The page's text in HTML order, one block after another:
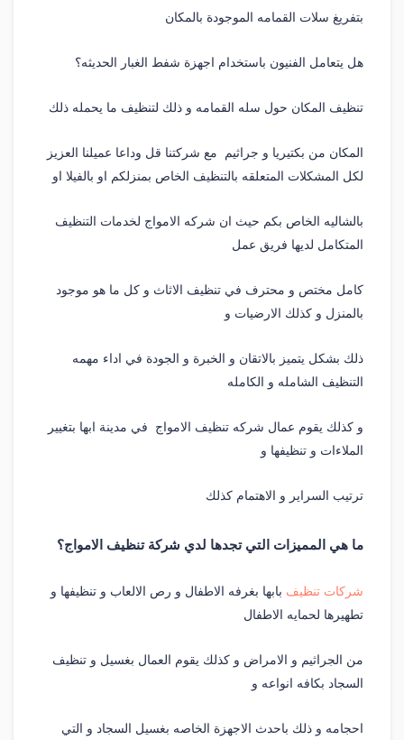
بتفريغ سلات القمامه الموجودة بالمكان
هل يتعامل الفنيون باستخدام اجهزة شفط الغبار الحديثه؟
تنظيف المكان حول سله القمامه و ذلك لتنظيف ما يحمله ذلك
المكان من بكتيريا و جراثيم مع شركتنا قل وداعا عميلنا العزيز
لكل المشكلات المتعلقه بالتنظيف الخاص بمنزلكم او بالفيلا او
بالشاليه الخاص بكم حيث ان شركه الامواج لخدمات التنظيف
المتكامل لديها فريق عمل
كامل مختص و محترف في تنظيف الاثاث و كل ما هو موجود
بالمنزل و كذلك الارضيات و
ذلك بشكل يتميز بالاتقان و الخبرة و الجودة في اداء مهمه
التنظيف الشامله و الكامله
و كذلك يقوم عمال شركه تنظيف الامواج في مدينة ابها بتغيير
الملاءات و تنظيفها و
ترتيب السراير و الاهتمام كذلك
ما هي المميزات التي تجدها لدي شركة تنظيف الامواج؟
شركات تنظيف بابها بغرفه الاطفال و رص الالعاب و تنظيفها و
تطهيرها لحمايه الاطفال
من الجراثيم و الامراض و كذلك يقوم العمال بغسيل و تنظيف
السجاد بكافه انواعه و
احجامه و ذلك باحدث الاجهزة الخاصه بغسيل السجاد و التي